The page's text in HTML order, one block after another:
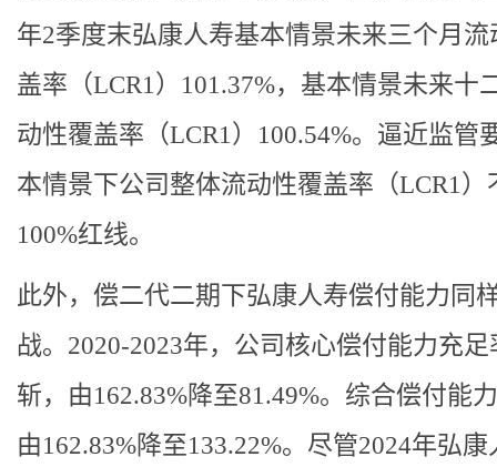
年2季度末弘康人寿基本情景未来三个月流
盖率（LCR1）101.37%，基本情景未来十
动性覆盖率（LCR1）100.54%。逼近监管
本情景下公司整体流动性覆盖率（LCR1）
100%红线。
此外，偿二代二期下弘康人寿偿付能力同
战。2020-2023年，公司核心偿付能力充足
斩，由162.83%降至81.49%。综合偿付能
由162.83%降至133.22%。尽管2024年弘康